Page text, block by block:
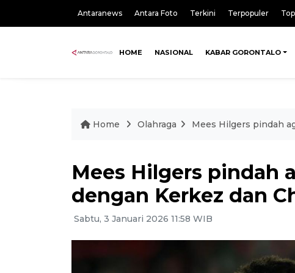
Antaranews Antara Foto Terkini Terpopuler
HOME NASIONAL KABAR GORONTALO
Home Olahraga Mees Hilgers pindah
Mees Hilgers pindah
dengan Kerkez dan
Sabtu, 3 Januari 2026 11:58 WIB